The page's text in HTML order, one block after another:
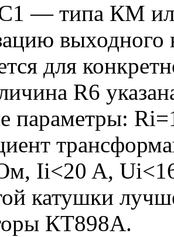
— типа КМ
для
R6
параметры:
Ii<20 A,
катушки
КТ898А.